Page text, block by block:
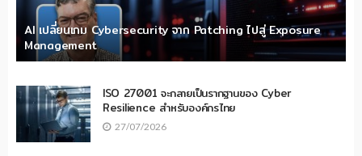
AI เปลี่ยนเกม Cybersecurity จาก Patching ไปสู่ Exposure
Management
ISO 27001 จะกลายเป็นรากฐานของ Cyber
Resilience สำหรับองค์กรไทย
27/07/2026